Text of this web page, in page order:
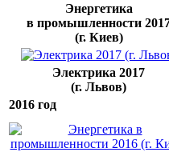
Энергетика
в промышленности
(г. Киев)
Электрика 2017
(г. Львов)
2016 год